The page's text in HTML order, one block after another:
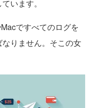
います。
ですべてのログを
りません。そこの女